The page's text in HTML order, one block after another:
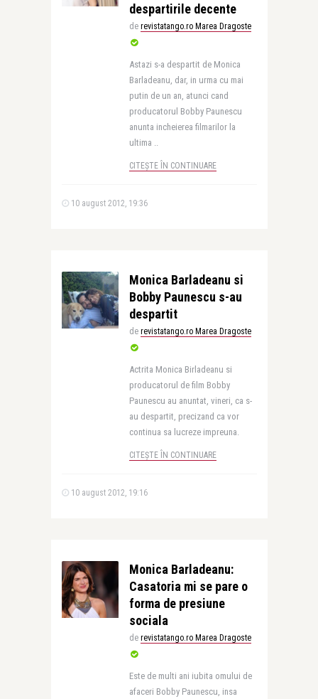
despartirile decente
de revistatango.ro Marea Dragoste
Astazi s-a despartit de Monica
Barladeanu, dar, in urma cu mai
putin de un an, atunci cand
producatorul Bobby Paunescu
anunta incheierea filmarilor la
ultima ..
CITEȘTE ÎN CONTINUARE
10 august 2012, 19:36
Monica Barladeanu si
Bobby Paunescu s-au
despartit
de revistatango.ro Marea Dragoste
Actrita Monica Birladeanu si
producatorul de film Bobby
Paunescu au anuntat, vineri, ca s-
au despartit, precizand ca vor
continua sa lucreze impreuna.
CITEȘTE ÎN CONTINUARE
10 august 2012, 19:16
Monica Barladeanu:
Casatoria mi se pare o
forma de presiune
sociala
de revistatango.ro Marea Dragoste
Este de multi ani iubita omului de
afaceri Bobby Paunescu, insa